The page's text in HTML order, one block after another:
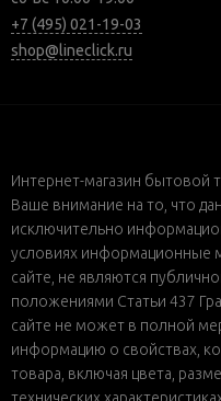
+7 (495) 021-19-03
shop@lineclick.ru
Интернет-магазин бытовой
Ваше внимание на то, что
исключительно
условиях информационные
сайте, не являются
положениями Статьи 437
сайте не может в полной
информацию о свойствах,
товара, включая цвета,